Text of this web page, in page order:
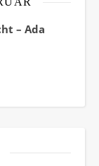
– Ada